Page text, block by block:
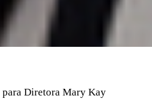
Diretora Mary Kay